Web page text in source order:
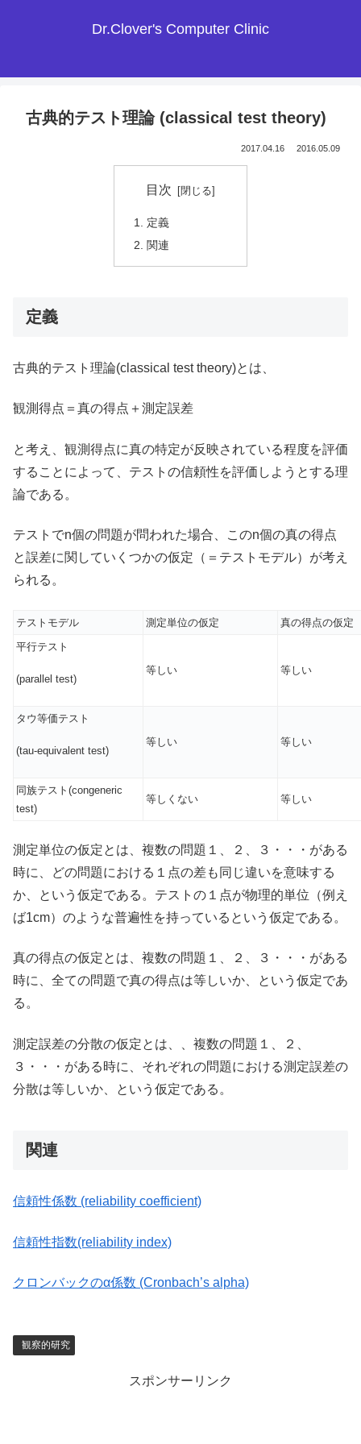
Dr.Clover's Computer Clinic
古典的テスト理論 (classical test theory)
2017.04.16 2016.05.09
目次
定義
関連
定義
古典的テスト理論(classical test theory)とは、
観測得点＝真の得点＋測定誤差
と考え、観測得点に真の特定が反映されている程度を評価
することによって、テストの信頼性を評価しようとする理
論である。
テストでn個の問題が問われた場合、このn個の真の得点
と誤差に関していくつかの仮定（＝テストモデル）が考え
られる。
テストモデル 測定単位の仮定
真の得点の仮定
平行テスト
(parallel test)
等しい 等しい
タウ等価テスト
(tau-equivalent test)
等しい 等しい
同族テスト(congeneric
test)
等しくない 等しい
測定単位の仮定とは、複数の問題１、２、３・・・がある
時に、どの問題における１点の差も同じ違いを意味する
か、という仮定である。テストの１点が物理的単位（例え
ば1cm）のような普遍性を持っているという仮定である。
真の得点の仮定とは、複数の問題１、２、３・・・がある
時に、全ての問題で真の得点は等しいか、という仮定であ
る。
測定誤差の分散の仮定とは、、複数の問題１、２、
３・・・がある時に、それぞれの問題における測定誤差の
分散は等しいか、という仮定である。
関連
信頼性係数 (reliability coefficient)
信頼性指数(reliability index)
クロンバックのα係数 (Cronbach’s alpha)
観察的研究
スポンサーリンク